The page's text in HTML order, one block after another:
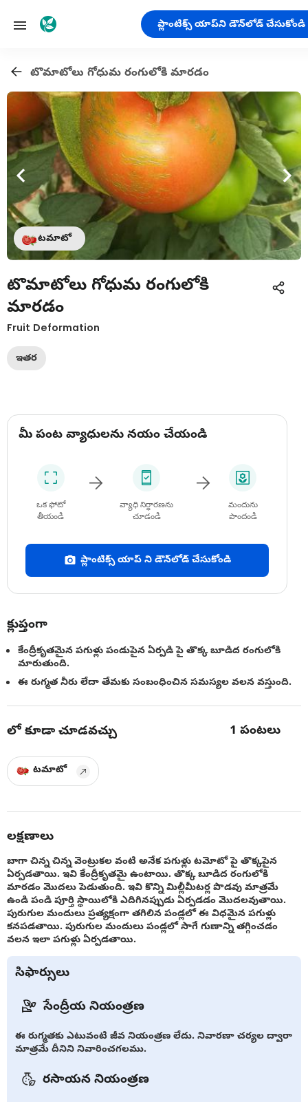
ప్లాంటిక్స్ యాప్‌ని డౌన్‌లోడ్ చేసుకోండి
టొమాటోలు గోధుమ రంగులోకి మారడం
టమాటో
టొమాటోలు గోధుమ రంగులోకి
మారడం
Fruit Deformation
ఇతర
మీ పంట వ్యాధులను నయం చేయండి
ఒక ఫోటో
తీయండి
వ్యాధి నిర్ధారణను
చూడండి
మందును
పొందండి
ప్లాంటిక్స్ యాప్ ని డౌన్‌లోడ్ చేసుకోండి
క్లుప్తంగా
కేంద్రీకృతమైన పగుళ్లు పండుపైన ఏర్పడి పై తొక్క బూడిద రంగులోకి
మారుతుంది.
ఈ రుగ్మత నీరు లేదా తేమకు సంబంధించిన సమస్యల వలన వస్తుంది.
లో కూడా చూడవచ్చు 1 పంటలు
టమాటో
లక్షణాలు
బాగా చిన్న చిన్న వెంట్రుకల వంటి అనేక పగుళ్లు టమోటో పై తొక్కపైన
ఏర్పడతాయి. ఇవి కేంద్రీకృతమై ఉంటాయి. తొక్క బూడిద రంగులోకి
మారడం మొదలు పెడుతుంది. ఇవి కొన్ని మిల్లీమీటర్ల పొడవు మాత్రమే
ఉండి పండి పూర్తి స్థాయిలోకి ఎదిగినప్పుడు ఏర్పడడం మొదలవుతాయి.
పురుగుల మందులు ప్రత్యక్షంగా తగిలిన పండ్లలో ఈ విధమైన పగుళ్లు
కనపడతాయి. పురుగుల మందులు పండ్లలో సాగే గుణాన్ని తగ్గించడం
వలన ఇలా పగుళ్లు ఏర్పడతాయి.
సిఫార్సులు
సేంద్రీయ నియంత్రణ
ఈ రుగ్మతకు ఎటువంటి జీవ నియంత్రణ లేదు. నివారణా చర్యల ద్వారా
మాత్రమే దీనిని నివారించగలము.
రసాయన నియంత్రణ